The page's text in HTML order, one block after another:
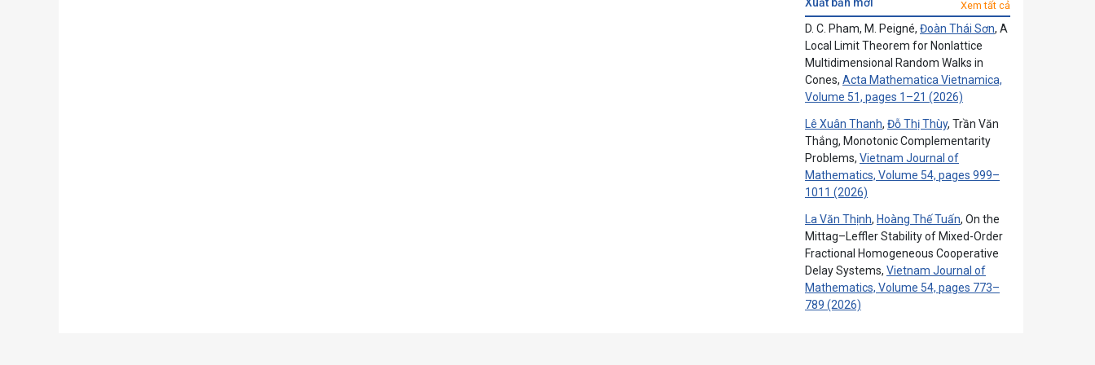
Xem tất cả
D. C. Pham, M. Peigné, Đoàn Thái Sơn, A
Local Limit Theorem for Nonlattice
Multidimensional Random Walks in
Cones, Acta Mathematica Vietnamica,
Volume 51, pages 1–21 (2026)
Lê Xuân Thanh, Đỗ Thị Thùy, Trần Văn
Thắng, Monotonic Complementarity
Problems, Vietnam Journal of
Mathematics, Volume 54, pages 999–
1011 (2026)
La Văn Thịnh, Hoàng Thế Tuấn, On the
Mittag–Leffler Stability of Mixed-Order
Fractional Homogeneous Cooperative
Delay Systems, Vietnam Journal of
Mathematics, Volume 54, pages 773–
789 (2026)